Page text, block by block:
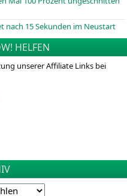
nach 15 Sekunden im Neustart
HELFEN
unserer Affiliate Links bei